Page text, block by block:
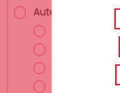
Auteurs.rices et